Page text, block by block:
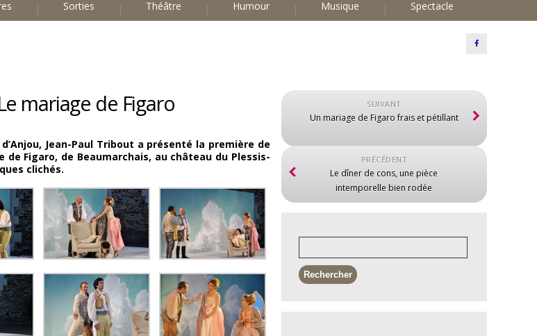
Sorties Théâtre Humour Musique Spectacle
mariage de Figaro
Jean-Paul Tribout a présenté la première de
de Figaro, de Beaumarchais, au château du Plessis-
clichés.
SUIVANT
Un mariage de Figaro frais et pétillant
PRÉCÉDENT
Le dîner de cons, une pièce
intemporelle bien rodée